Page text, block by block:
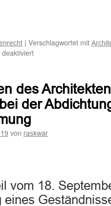
| Verschlagwortet mit
für
planerischen
Leistung
in
Bauwerk
als
650e
BGB
des
der
von raskwar
vom 18.
eines